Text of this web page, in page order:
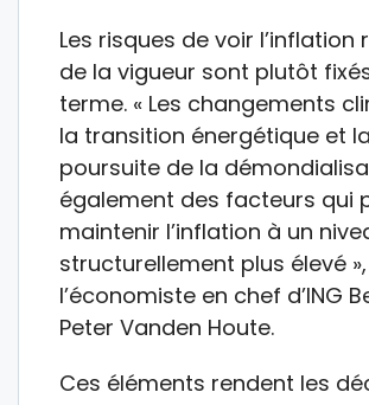
Les risques de voir l’inflation
de la vigueur sont plutôt
terme. « Les changements
la transition énergétique et la
poursuite de la
également des facteurs qui
maintenir l’inflation à un
structurellement plus élevé
l’économiste en chef d’ING
Peter Vanden Houte.
Ces éléments rendent les